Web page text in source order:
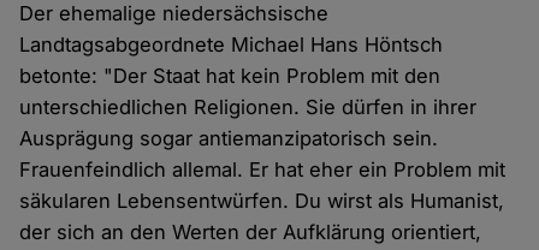
Der ehemalige niedersächsische
Landtagsabgeordnete Michael Hans Höntsch
betonte: "Der Staat hat kein Problem mit den
unterschiedlichen Religionen. Sie dürfen in ihrer
Ausprägung sogar antiemanzipatorisch sein.
Frauenfeindlich allemal. Er hat eher ein Problem mit
säkularen Lebensentwürfen. Du wirst als Humanist,
der sich an den Werten der Aufklärung orientiert,